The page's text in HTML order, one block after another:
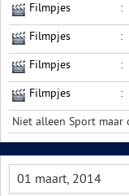
Filmpjes
:
Filmpjes :
Filmpjes :
Filmpjes :
Niet alleen Sport maar
01 maart, 2014